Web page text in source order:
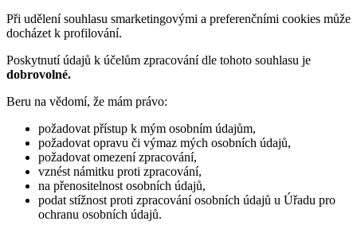
Při udělení souhlasu smarketingovými a preferenčními cookies může
docházet k profilování.
Poskytnutí údajů k účelům zpracování dle tohoto souhlasu je
dobrovolné.
Beru na vědomí, že mám právo:
požadovat přístup k mým osobním údajům,
požadovat opravu či výmaz mých osobních údajů,
požadovat omezení zpracování,
vznést námitku proti zpracování,
na přenositelnost osobních údajů,
podat stížnost proti zpracování osobních údajů u Úřadu pro
ochranu osobních údajů.